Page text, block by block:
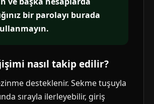
bir parolayı burada
nasıl takip edilir?
desteklenir. Sekme tuşuyla
sırayla ilerleyebilir, giriş